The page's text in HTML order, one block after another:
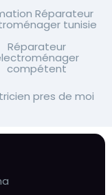
Réparateur
tunisie
Réparateur
compétent
pres de moi